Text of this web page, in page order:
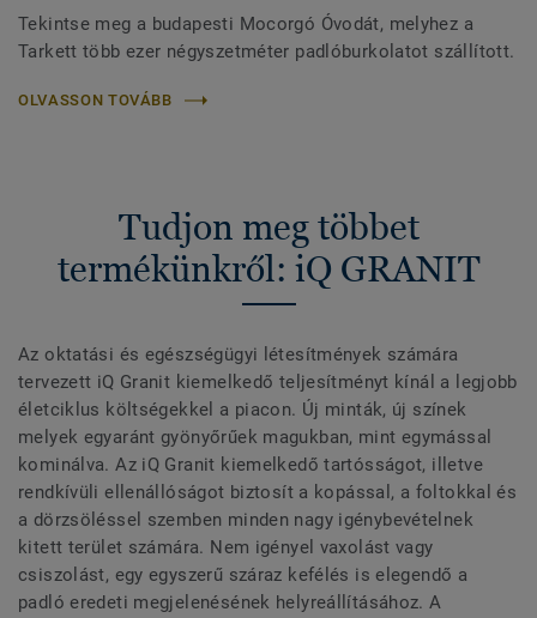
Tekintse meg a budapesti Mocorgó Óvodát, melyhez a
Tarkett több ezer négyszetméter padlóburkolatot szállított.
OLVASSON TOVÁBB
Tudjon meg többet
termékünkről: iQ GRANIT
Az oktatási és egészségügyi létesítmények számára
tervezett iQ Granit kiemelkedő teljesítményt kínál a legjobb
életciklus költségekkel a piacon. Új minták, új színek
melyek egyaránt gyönyőrűek magukban, mint egymással
kominálva. Az iQ Granit kiemelkedő tartósságot, illetve
rendkívüli ellenállóságot biztosít a kopással, a foltokkal és
a dörzsöléssel szemben minden nagy igénybevételnek
kitett terület számára. Nem igényel vaxolást vagy
csiszolást, egy egyszerű száraz kefélés is elegendő a
padló eredeti megjelenésének helyreállításához. A